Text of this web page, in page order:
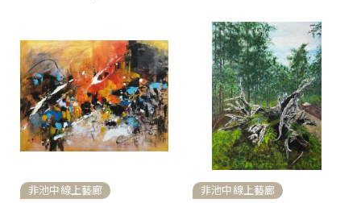
非池中線上藝廊 非池中線上藝廊